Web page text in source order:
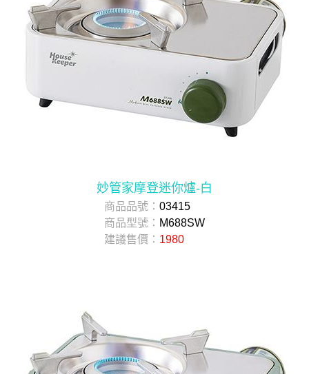
妙管家摩登迷你爐-白
商品品號： 03415
商品型號： M688SW
建議售價： 1980